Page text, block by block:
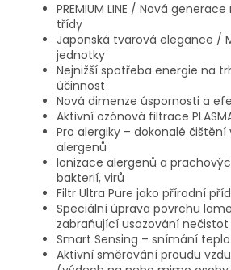
PREMIUM LINE / Nová
třídy
Japonská tvarová elegance /
jednotky
Nejnižší spotřeba energie na
účinnost
Nová dimenze úspornosti a
Aktivní ozónová filtrace
Pro alergiky – dokonalé
alergenů
Ionizace alergenů a
bakterií, virů
Filtr Ultra Pure jako přírodní
Speciální úprava povrchu
zabraňující usazování nečistot
Smart Sensing – snímání
Aktivní směrování proudu